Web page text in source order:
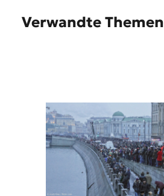
Verwandte Themen